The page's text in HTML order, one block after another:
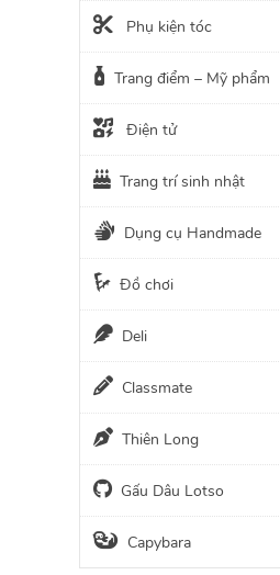
Phụ kiện tóc
Trang điểm – Mỹ phẩm
Điện tử
Trang trí sinh nhật
Dụng cụ Handmade
Đồ chơi
Deli
Classmate
Thiên Long
Gấu Dâu Lotso
Capybara